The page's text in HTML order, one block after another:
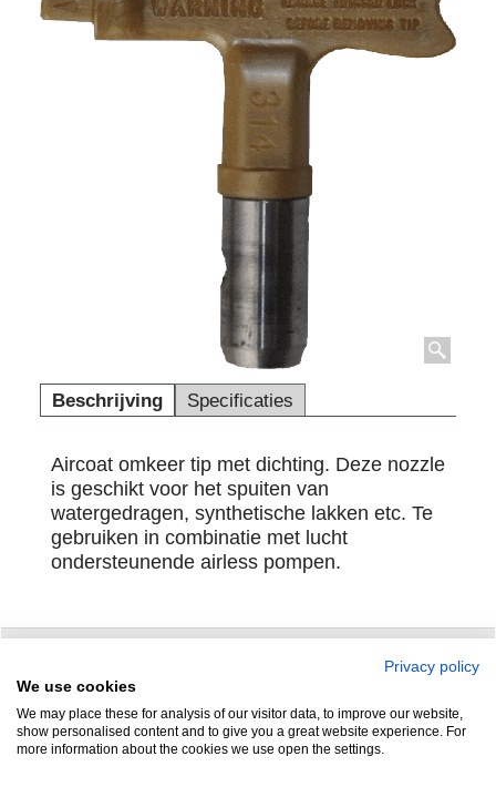
Beschrijving Specificaties
Aircoat omkeer tip met dichting. Deze nozzle
is geschikt voor het spuiten van
watergedragen, synthetische lakken etc. Te
gebruiken in combinatie met lucht
ondersteunende airless pompen.
Zuidersluisweg 42
8243 RC Lelystad
Tel: +31(0)320
253161
Privacy policy
We use cookies
We may place these for analysis of our visitor data, to improve our website,
show personalised content and to give you a great website experience. For
more information about the cookies we use open the settings.